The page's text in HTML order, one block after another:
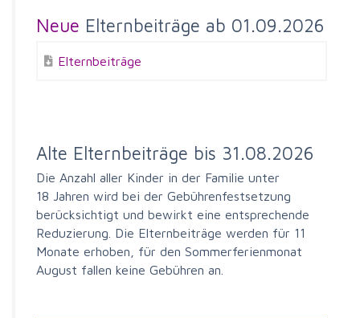
Neue Elternbeiträge ab 01.09.2026
Elternbeiträge
Alte Elternbeiträge bis 31.08.2026
Die Anzahl aller Kinder in der Familie unter
18 Jahren wird bei der Gebührenfestsetzung
berücksichtigt und bewirkt eine entsprechende
Reduzierung. Die Elternbeiträge werden für 11
Monate erhoben, für den Sommerferienmonat
August fallen keine Gebühren an.